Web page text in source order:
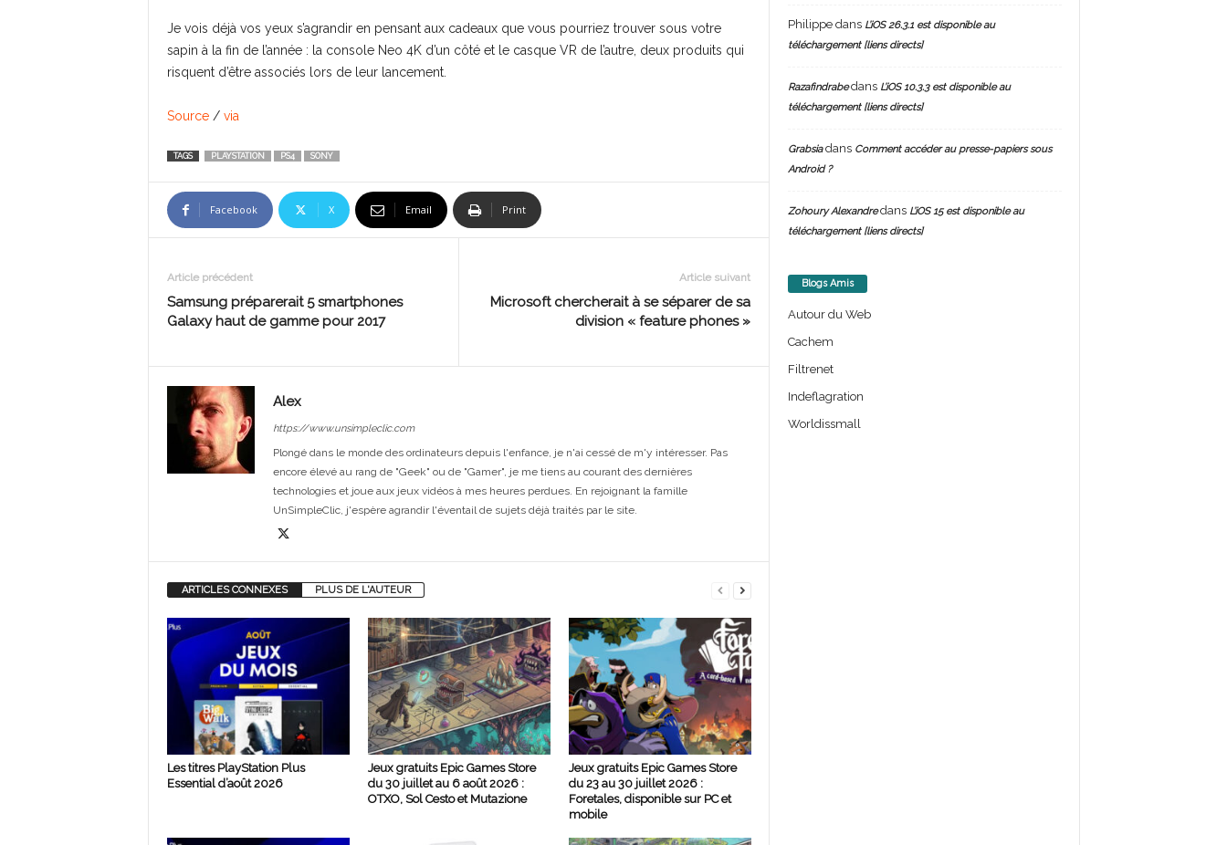
Je vois déjà vos yeux s’agrandir en pensant aux cadeaux que vous pourriez trouver sous votre
sapin à la fin de l’année : la console Neo 4K d’un côté et le casque VR de l’autre, deux produits qui
risquent d’être associés lors de leur lancement.
Source/ via
TAGS PLAYSTATION PS4 SONY
Facebook X Email Print
Article précédent
Samsung préparerait 5 smartphones
Galaxy haut de gamme pour 2017
Article suivant
Microsoft chercherait à se séparer de sa
division « feature phones »
Alex
https://www.unsimpleclic.com
Plongé dans le monde des ordinateurs depuis l'enfance, je n'ai cessé de m'y intéresser. Pas
encore élevé au rang de "Geek" ou de "Gamer", je me tiens au courant des dernières
technologies et joue aux jeux vidéos à mes heures perdues. En rejoignant la famille
UnSimpleClic, j'espère agrandir l'éventail de sujets déjà traités par le site.
ARTICLES CONNEXES PLUS DE L'AUTEUR
Les titres PlayStation Plus
Essential d’août 2026
Jeux gratuits Epic Games Store
du 30 juillet au 6 août 2026 :
OTXO, Sol Cesto et Mutazione
Jeux gratuits Epic Games Store
du 23 au 30 juillet 2026 :
Foretales, disponible sur PC et
mobile
Philippedans L’iOS 26.3.1 est disponible au
téléchargement [liens directs]
Razafindrabedans L’iOS 10.3.3 est disponible au
téléchargement [liens directs]
Grabsiadans Comment accéder au presse-papiers sous
Android ?
Zohoury Alexandredans L’iOS 15 est disponible au
téléchargement [liens directs]
Blogs Amis
Autour du Web
Cachem
Filtrenet
Indeflagration
Worldissmall